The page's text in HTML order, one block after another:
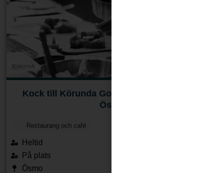
Kock till Körunda Golf & Konferenshotell i
Ösmo
Restaurang och café
Heltid
På plats
Ösmo